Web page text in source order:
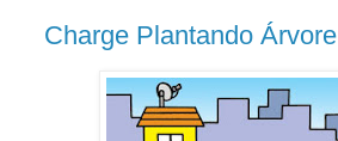
Charge Plantando Árvore